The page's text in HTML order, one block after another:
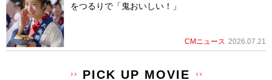
をつるりで「鬼おいしい！」
CMニュース 2026.07.21
PICK UP MOVIE